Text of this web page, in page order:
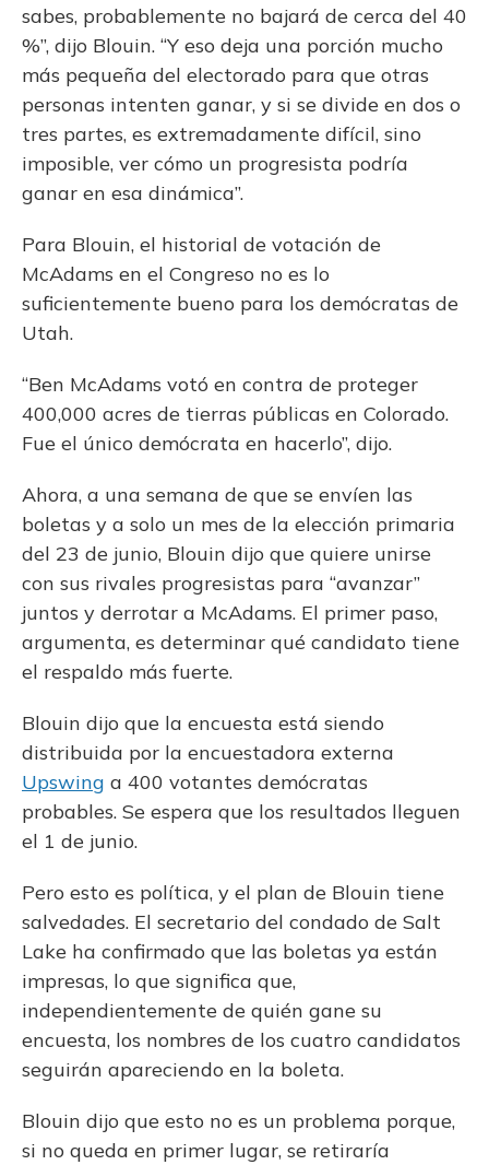
sabes, probablemente no bajará de cerca del 40
%”, dijo Blouin. “Y eso deja una porción mucho
más pequeña del electorado para que otras
personas intenten ganar, y si se divide en dos o
tres partes, es extremadamente difícil, sino
imposible, ver cómo un progresista podría
ganar en esa dinámica”.
Para Blouin, el historial de votación de
McAdams en el Congreso no es lo
suficientemente bueno para los demócratas de
Utah.
“Ben McAdams votó en contra de proteger
400,000 acres de tierras públicas en Colorado.
Fue el único demócrata en hacerlo”, dijo.
Ahora, a una semana de que se envíen las
boletas y a solo un mes de la elección primaria
del 23 de junio, Blouin dijo que quiere unirse
con sus rivales progresistas para “avanzar”
juntos y derrotar a McAdams. El primer paso,
argumenta, es determinar qué candidato tiene
el respaldo más fuerte.
Blouin dijo que la encuesta está siendo
distribuida por la encuestadora externa
Upswing a 400 votantes demócratas
probables. Se espera que los resultados lleguen
el 1 de junio.
Pero esto es política, y el plan de Blouin tiene
salvedades. El secretario del condado de Salt
Lake ha confirmado que las boletas ya están
impresas, lo que significa que,
independientemente de quién gane su
encuesta, los nombres de los cuatro candidatos
seguirán apareciendo en la boleta.
Blouin dijo que esto no es un problema porque,
si no queda en primer lugar, se retiraría